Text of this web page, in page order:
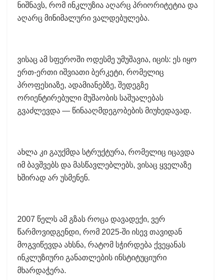
ნიშნავს, რომ ინკლუზია აღარც პრიორიტეტია და
აღარც მინიმალური ვალდებულება.
ვისაც ამ სფეროში ოდესმე უმუშავია, იცის: ეს იყო
ერთ-ერთი იშვიათი ბერკეტი, რომელიც
პროფესიაზე, ადამიანებზე, შედეგზე
ორიენტირებული მუშაობის საშუალებას
გვაძლევდა — წინააღმდეგობების მიუხედავად.
ახლა კი გაუქმდა სტრუქტურა, რომელიც იცავდა
იმ ბავშვებს და მასწავლებლებს, ვისაც ყველაზე
ხშირად არ უსმენენ.
2007 წელს ამ გზას როცა დავადექი, ვერ
წარმოვიდგენდი, რომ 2025-ში ისევ თავიდან
მოგვიწევდა ახსნა, რატომ სჭირდება ქვეყანას
ინკლუზიური განათლების ინსტიტუციური
მხარდაჭერა.